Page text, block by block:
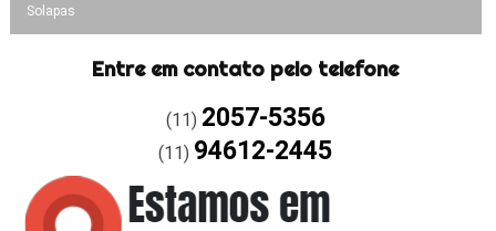
Solapas
Entre em contato pelo telefone
(11) 2057-5356
(11) 94612-2445